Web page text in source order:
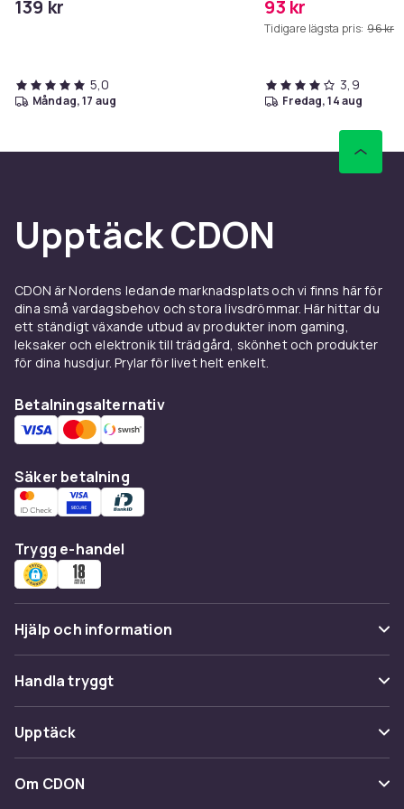
139 kr
5,0
måndag, 17 aug
93 kr
Tidigare lägsta pris: 96 kr
3,9
fredag, 14 aug
Upptäck CDON
CDON är Nordens ledande marknadsplats och vi finns här för
dina små vardagsbehov och stora livsdrömmar. Här hittar du
ett ständigt växande utbud av produkter inom gaming,
leksaker och elektronik till trädgård, skönhet och produkter
för dina husdjur. Prylar för livet helt enkelt.
Betalningsalternativ
Säker betalning
Trygg e-handel
Hjälp och information
Vanliga frågor
Spåra paket
Ångra & Returnera här
Kundservice
Handla tryggt
Betalning
Leverans
Upptäck
Kategorier
Om CDON